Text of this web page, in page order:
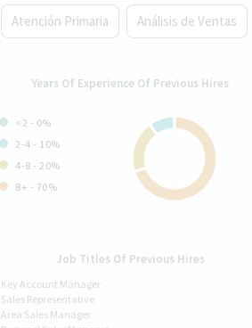
Atención Primaria Análisis de Ventas
Years Of Experience Of Previous Hires
<2 - 0%
2-4 - 10%
4-8 - 20%
8+ - 70%
Job Titles Of Previous Hires
Key Account Manager
Sales Representative
Area Sales Manager